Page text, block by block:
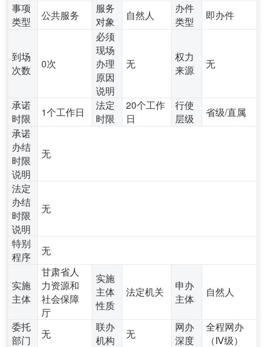
事项
类型
公共服务
服务
对象
自然人
办件
类型
即办件
到场
次数
0次
必须
现场
办理
原因
说明
无
权力
来源
无
承诺
时限
1个工作日
法定
时限
20个工作
日
行使
层级
省级/直属
承诺
办结
时限
说明
无
法定
办结
时限
说明
无
特别
程序
无
实施
主体
甘肃省人
力资源和
社会保障
厅
实施
主体
性质
法定机关
申办
主体
自然人
委托
部门
无
联办
机构
无
网办
深度
全程网办
（Ⅳ级）